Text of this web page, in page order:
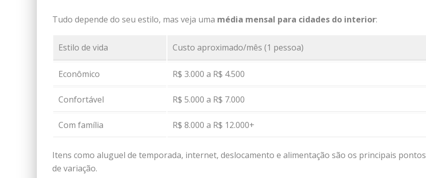
Tudo depende do seu estilo, mas veja uma média mensal para cidades do interior:
Estilo de vida Custo aproximado/mês (1 pessoa)
Econômico R$ 3.000 a R$ 4.500
Confortável R$ 5.000 a R$ 7.000
Com família R$ 8.000 a R$ 12.000+
Itens como aluguel de temporada, internet, deslocamento e alimentação são os principais pontos
de variação.